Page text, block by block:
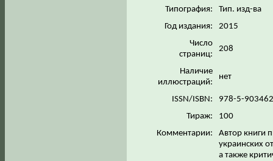
Типография:
Тип. изд-ва
Год издания:
2015
Число
страниц:
208
Наличие
иллюстраций:
нет
ISSN/ISBN:
978-5-
Тираж:
100
Комментарии:
Автор книги
украинских
а также